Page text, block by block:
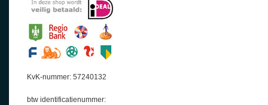
KvK-nummer: 57240132
btw identificatienummer: